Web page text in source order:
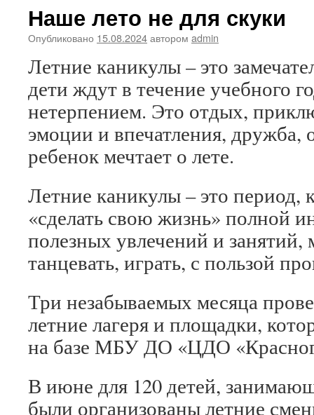
Наше лето не для скуки
Опубликовано 15.08.2024автором admin
Летние каникулы – это
дети ждут в течение учебного
нетерпением. Это отдых,
эмоции и впечатления,
ребенок мечтает о лете.
Летние каникулы – это период,
«сделать свою жизнь» полной
полезных увлечений и занятий,
танцевать, играть, с пользой
Три незабываемых месяца
летние лагеря и площадки,
на базе МБУ ДО «ЦДО
В июне для 120 детей,
были организованы летние